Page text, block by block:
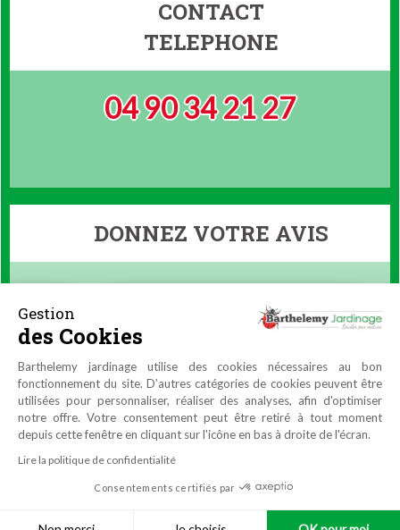
CONTACT
TELEPHONE
04 90 34 21 27
DONNEZ VOTRE AVIS
Gestion
des Cookies
Barthelemy jardinage utilise des cookies nécessaires au bon
fonctionnement du site. D’autres catégories de cookies peuvent être
utilisées pour personnaliser, réaliser des analyses, afin d'optimiser
notre offre. Votre consentement peut être retiré à tout moment
depuis cette fenêtre en cliquant sur l'icône en bas à droite de l'écran.
Lire la politique de confidentialité
Consentements certifiés par